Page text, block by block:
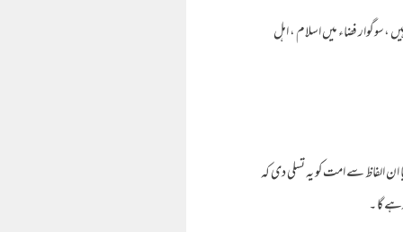
فضاء میں اسلام ، اہل
الفاظ سے امت کو یہ تسلی دی کہ
گا ۔